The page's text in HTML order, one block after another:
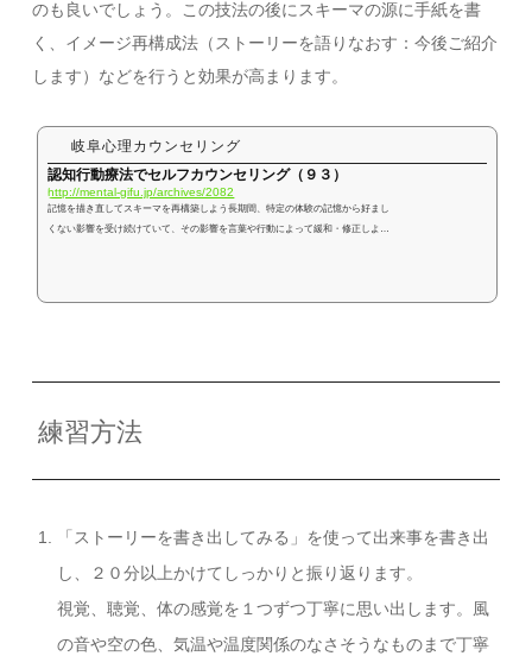
のも良いでしょう。この技法の後にスキーマの源に手紙を書
く、イメージ再構成法（ストーリーを語りなおす：今後ご紹介
します）などを行うと効果が高まります。
岐阜心理カウンセリング
認知行動療法でセルフカウンセリング（９３）
http://mental-gifu.jp/archives/2082
記憶を描き直してスキーマを再構築しよう長期間、特定の体験の記憶から好まし
くない影響を受け続けていて、その影響を言葉や行動によって緩和・修正しよう
練習方法
「ストーリーを書き出してみる」を使って出来事を書き出
し、２０分以上かけてしっかりと振り返ります。
視覚、聴覚、体の感覚を１つずつ丁寧に思い出します。風
の音や空の色、気温や温度関係のなさそうなものまで丁寧